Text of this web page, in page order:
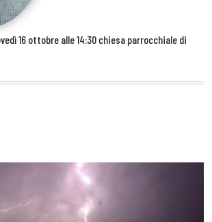
16 ottobre alle 14:30 chiesa parrocchiale di